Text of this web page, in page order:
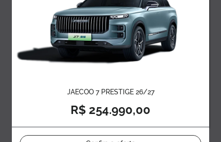
JAECOO 7 PRESTIGE 26/27
R$ 254.990,00